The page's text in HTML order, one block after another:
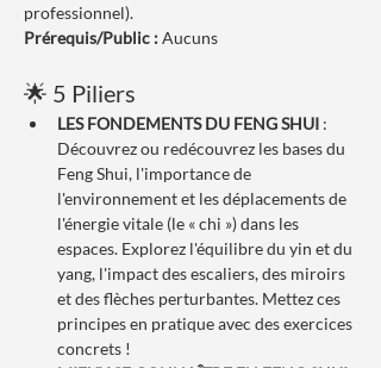
professionnel).
Prérequis/Public : Aucuns
🌟 5 Piliers
LES FONDEMENTS DU FENG SHUI :
Découvrez ou redécouvrez les bases du
Feng Shui, l'importance de
l'environnement et les déplacements de
l'énergie vitale (le « chi ») dans les
espaces. Explorez l'équilibre du yin et du
yang, l'impact des escaliers, des miroirs
et des flèches perturbantes. Mettez ces
principes en pratique avec des exercices
concrets !